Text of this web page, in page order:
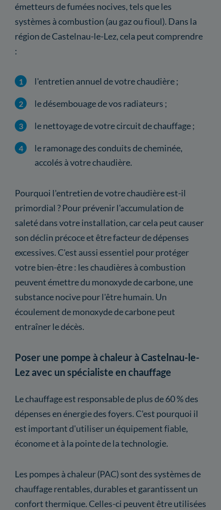
émetteurs de fumées nocives, tels que les
systèmes à combustion (au gaz ou fioul). Dans la
région de Castelnau-le-Lez, cela peut comprendre
:
l'entretien annuel de votre chaudière ;
le désembouage de vos radiateurs ;
le nettoyage de votre circuit de chauffage ;
le ramonage des conduits de cheminée,
accolés à votre chaudière.
Pourquoi l'entretien de votre chaudière est-il
primordial ? Pour prévenir l'accumulation de
saleté dans votre installation, car cela peut causer
son déclin précoce et être facteur de dépenses
excessives. C'est aussi essentiel pour protéger
votre bien-être : les chaudières à combustion
peuvent émettre du monoxyde de carbone, une
substance nocive pour l'être humain. Un
écoulement de monoxyde de carbone peut
entraîner le décès.
Poser une pompe à chaleur à Castelnau-le-
Lez avec un spécialiste en chauffage
Le chauffage est responsable de plus de 60 % des
dépenses en énergie des foyers. C'est pourquoi il
est important d'utiliser un équipement fiable,
économe et à la pointe de la technologie.
Les pompes à chaleur (PAC) sont des systèmes de
chauffage rentables, durables et garantissent un
confort thermique. Celles-ci peuvent être utilisées